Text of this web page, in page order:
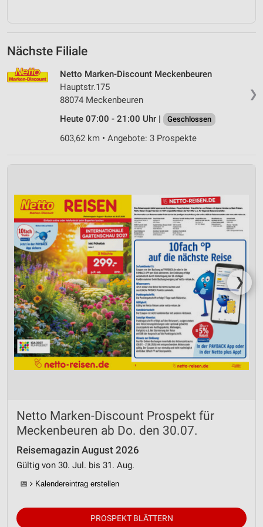
Nächste Filiale
❯
Netto Marken-Discount Meckenbeuren
Hauptstr.175
88074 Meckenbeuren
Heute 07:00 - 21:00 Uhr |
Geschlossen
603,62 km • Angebote: 3 Prospekte
❯
Netto Marken-Discount Prospekt für
Meckenbeuren ab Do. den 30.07.
Reisemagazin August 2026
Gültig von 30. Jul. bis 31. Aug.
📅 Kalendereintrag erstellen
PROSPEKT BLÄTTERN